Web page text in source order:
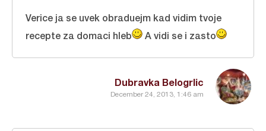
Dubravka Belogrlic
December 24, 2013, 1:46 am
Verice ja se uvek obraduejm kad vidim tvoje
recepte za domaci hleb
A vidi se i zasto